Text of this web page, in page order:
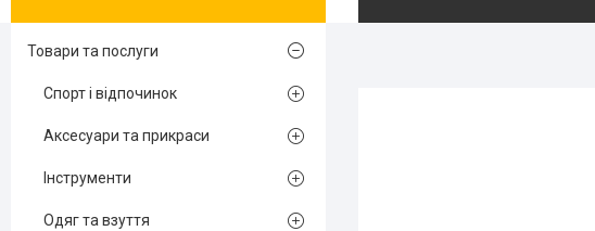
Товари та послуги
Спорт і відпочинок
Аксесуари та прикраси
Інструменти
Одяг та взуття